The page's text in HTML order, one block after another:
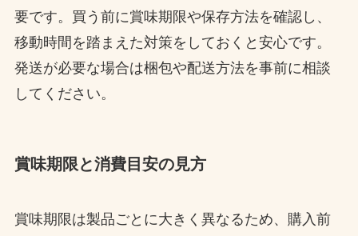
要です。買う前に賞味期限や保存方法を確認し、
移動時間を踏まえた対策をしておくと安心です。
発送が必要な場合は梱包や配送方法を事前に相談
してください。
賞味期限と消費目安の見方
賞味期限は製品ごとに大きく異なるため、購入前